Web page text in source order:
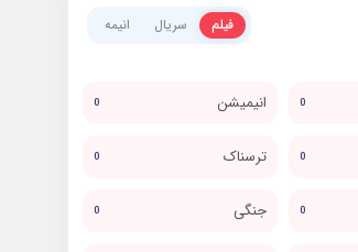
فیلم سریال انیمه
0 انیمیشن 0
0 ترسناک 0
0 جنگی 0